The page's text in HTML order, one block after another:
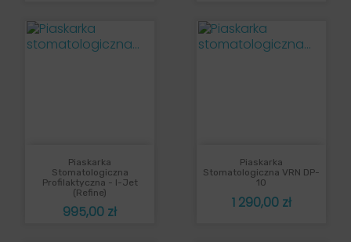
Piaskarka
Stomatologiczna
Profilaktyczna - I-Jet
(Refine)
Cena
995,00 zł
Piaskarka
Stomatologiczna VRN DP-
10
Cena
1 290,00 zł